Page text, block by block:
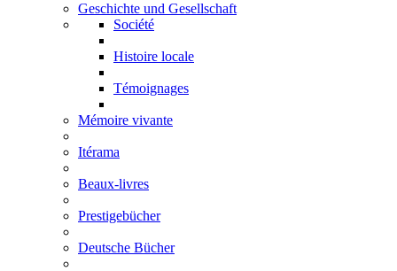
Geschichte und Gesellschaft
Société
Histoire locale
Témoignages
Mémoire vivante
Itérama
Beaux-livres
Prestigebücher
Deutsche Bücher